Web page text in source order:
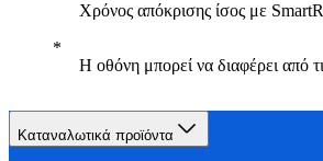
Χρόνος απόκρισης ίσος με
Η οθόνη μπορεί να διαφέρει από
Καταναλωτικά προϊόντα